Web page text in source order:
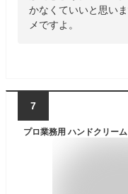
かなくていいと思い
メですよ。
7